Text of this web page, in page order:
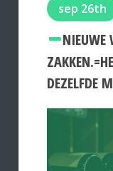
sep 26th
NIEUWE
DEZELFDE